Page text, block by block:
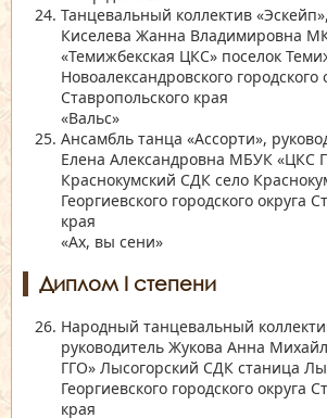
Танцевальный коллектив «Эскейп»
Киселева Жанна Владимировна
«Темижбекская ЦКС» поселок
Новоалександровского городского
Ставропольского края
«Вальс»
Ансамбль танца «Ассорти»,
Елена Александровна МБУК «ЦКС
Краснокумский СДК село
Георгиевского городского округа
края
«Ах, вы сени»
Диплом I степени
Народный танцевальный
руководитель Жукова Анна
ГГО» Лысогорский СДК станица
Георгиевского городского округа
края